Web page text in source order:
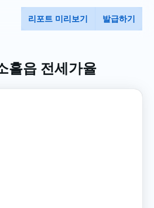
리포트 미리보기 발급하기
흘읍 전세가율